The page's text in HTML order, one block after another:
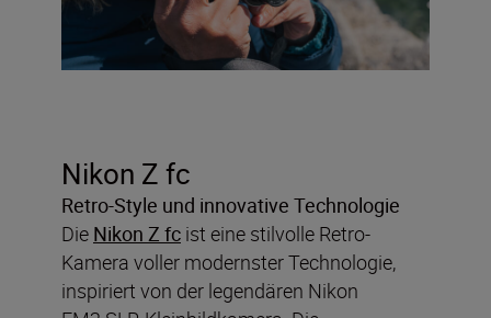
Nikon Z fc
Retro-Style und innovative Technologie
Die Nikon Z fc ist eine stilvolle Retro-
Kamera voller modernster Technologie,
inspiriert von der legendären Nikon